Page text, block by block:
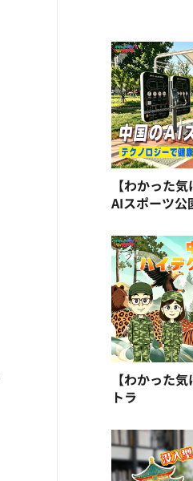
【わかった
AIスポーツ公
【わかった
トラ